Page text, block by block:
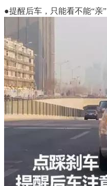
●提醒后车，只能看不能“亲”